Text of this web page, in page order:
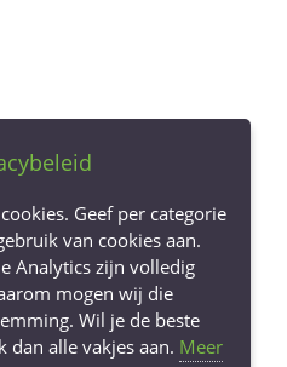
Geef per categorie
van cookies aan.
Analytics zijn volledig
mogen wij die
Wil je de beste
dan alle vakjes aan. Meer